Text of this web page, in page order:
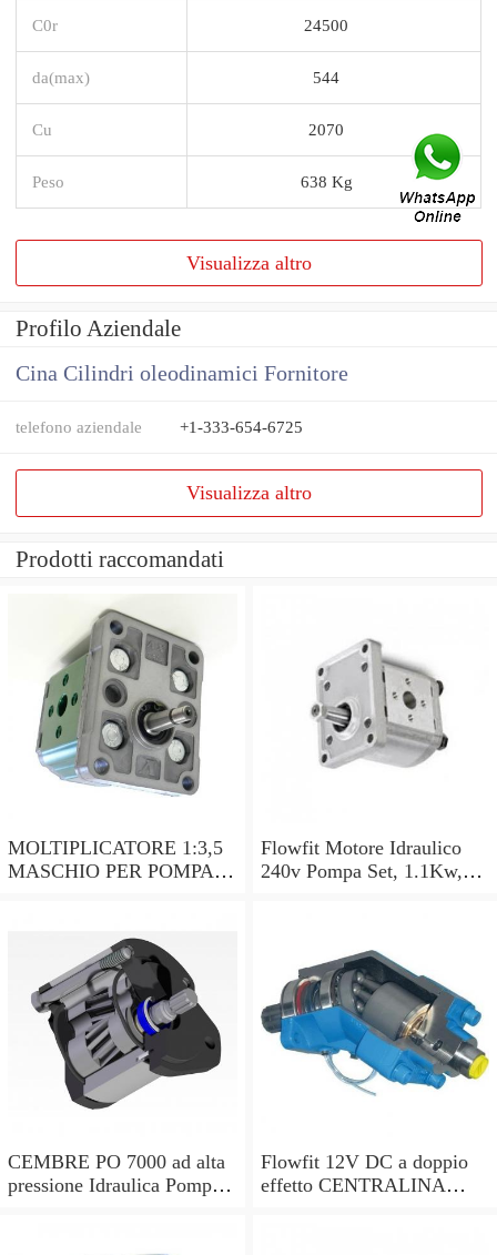
C0r 24500
da(max) 544
Cu 2070
Peso 638 Kg
Visualizza altro
Profilo Aziendale
Cina Cilindri oleodinamici Fornitore
telefono aziendale +1-333-654-6725
Visualizza altro
Prodotti raccomandati
MOLTIPLICATORE 1:3,5
MASCHIO PER POMPA
Flowfit Motore Idraulico
240v Pompa Set, 1.1Kw,
CEMBRE PO 7000 ad alta
pressione Idraulica Pompa a
Flowfit 12V DC a doppio
effetto CENTRALINA